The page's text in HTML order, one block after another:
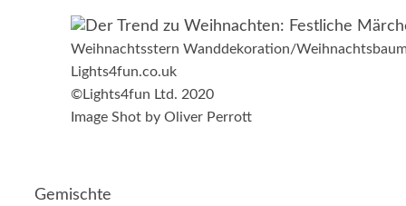
Weihnachtsstern Wanddekoration/
Lights4fun.co.uk
©Lights4fun Ltd. 2020
Image Shot by Oliver Perrott
Gemischte